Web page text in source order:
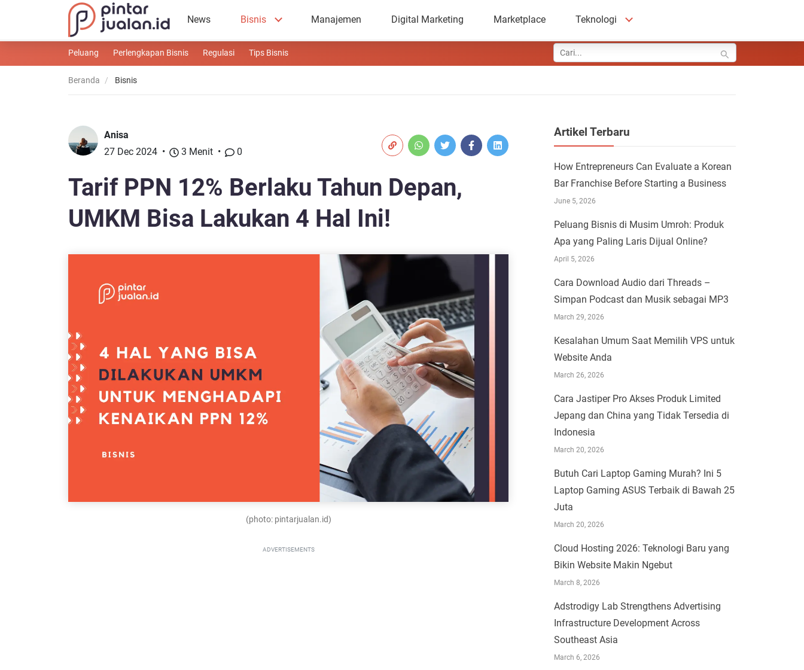
News Bisnis Manajemen Digital Marketing Marketplace Teknologi
Peluang Perlengkapan Bisnis Regulasi Tips Bisnis
Beranda Bisnis
Tarif PPN 12% Berlaku Tahun Depan,
UMKM Bisa Lakukan 4 Hal Ini!
Anisa
27 Dec 2024
3 Menit 0
(photo: pintarjualan.id)
ADVERTISEMENTS
Artikel Terbaru
How Entrepreneurs Can Evaluate a Korean
Bar Franchise Before Starting a Business
June 5, 2026
Peluang Bisnis di Musim Umroh: Produk
Apa yang Paling Laris Dijual Online?
April 5, 2026
Cara Download Audio dari Threads –
Simpan Podcast dan Musik sebagai MP3
March 29, 2026
Kesalahan Umum Saat Memilih VPS untuk
Website Anda
March 26, 2026
Cara Jastiper Pro Akses Produk Limited
Jepang dan China yang Tidak Tersedia di
Indonesia
March 20, 2026
Butuh Cari Laptop Gaming Murah? Ini 5
Laptop Gaming ASUS Terbaik di Bawah 25
Juta
March 20, 2026
Cloud Hosting 2026: Teknologi Baru yang
Bikin Website Makin Ngebut
March 8, 2026
Adstrodigy Lab Strengthens Advertising
Infrastructure Development Across
Southeast Asia
March 6, 2026